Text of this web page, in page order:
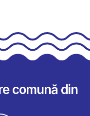
comună din